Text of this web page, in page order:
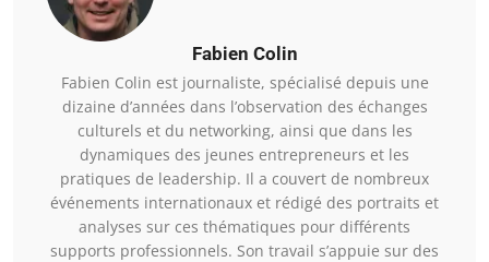
Fabien Colin
Fabien Colin est journaliste, spécialisé depuis une
dizaine d’années dans l’observation des échanges
culturels et du networking, ainsi que dans les
dynamiques des jeunes entrepreneurs et les
pratiques de leadership. Il a couvert de nombreux
événements internationaux et rédigé des portraits et
analyses sur ces thématiques pour différents
supports professionnels. Son travail s’appuie sur des